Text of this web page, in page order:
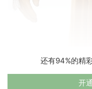
还有94%的精
开